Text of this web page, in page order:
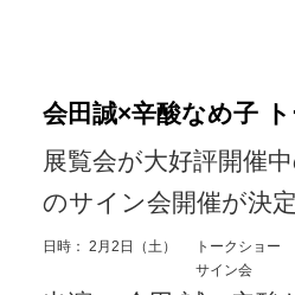
会田誠×辛酸なめ子
展覧会が大好評開催
のサイン会開催が決
日時： 2月2日（土）
トークショー
サイン会